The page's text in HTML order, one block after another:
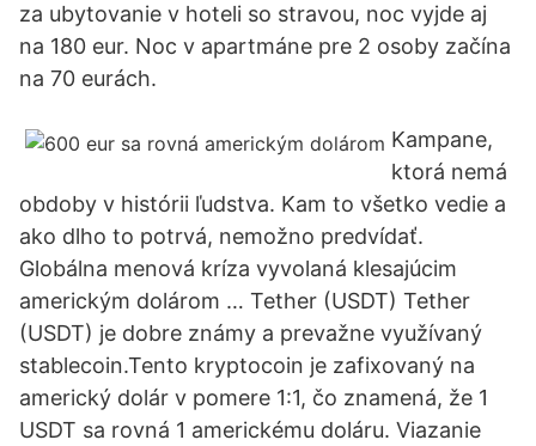
za ubytovanie v hoteli so stravou, noc vyjde aj
na 180 eur. Noc v apartmáne pre 2 osoby začína
na 70 eurách.
Kampane,
ktorá nemá
obdoby v histórii ľudstva. Kam to všetko vedie a
ako dlho to potrvá, nemožno predvídať.
Globálna menová kríza vyvolaná klesajúcim
americkým dolárom … Tether (USDT) Tether
(USDT) je dobre známy a prevažne využívaný
stablecoin.Tento kryptocoin je zafixovaný na
americký dolár v pomere 1:1, čo znamená, že 1
USDT sa rovná 1 americkému doláru. Viazanie